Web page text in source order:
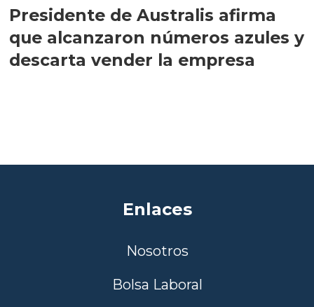
Presidente de Australis afirma
que alcanzaron números azules y
descarta vender la empresa
Enlaces
Nosotros
Bolsa Laboral